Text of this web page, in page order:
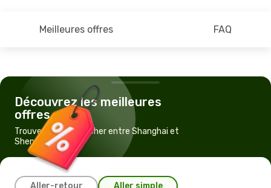
Meilleures offres FAQ
Découvrez les meilleures
offres
Trouvez un vol pas cher entre Shanghai et
Shenzhen
Aller-retour Aller simple